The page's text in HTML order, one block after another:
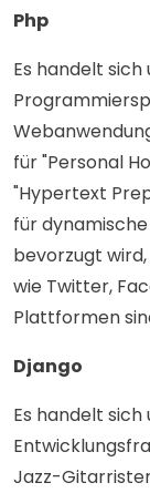
Php
Es handelt
für "Personal
"Hypertext
für
bevorzugt
wie Twitter,
Plattformen
Django
Es handelt
Jazz-